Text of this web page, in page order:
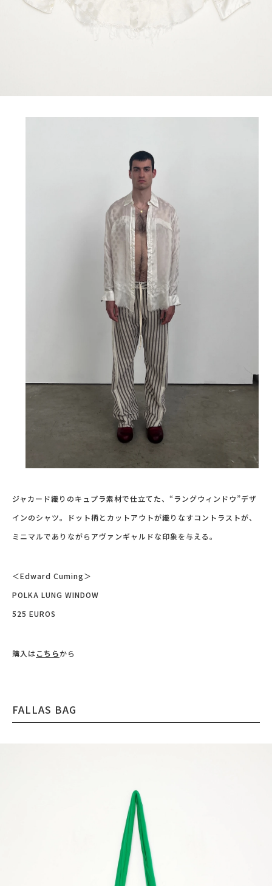
ジャカード織りのキュプラ素材で仕立てた、“ラングウィンドウ”デザ
インのシャツ。ドット柄とカットアウトが織りなすコントラストが、
ミニマルでありながらアヴァンギャルドな印象を与える。
＜Edward Cuming＞
POLKA LUNG WINDOW
525 EUROS
購入はこちらから
FALLAS BAG